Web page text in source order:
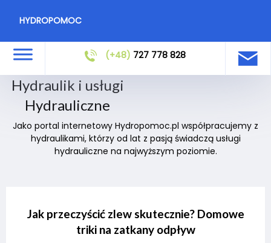
HYDROPOMOC
(+48) 727 778 828
Hydraulik i usługi
Hydrauliczne
Jako portal internetowy Hydropomoc.pl współpracujemy z
hydraulikami, którzy od lat z pasją świadczą usługi
hydrauliczne na najwyższym poziomie.
Jak przeczyścić zlew skutecznie? Domowe
triki na zatkany odpływ